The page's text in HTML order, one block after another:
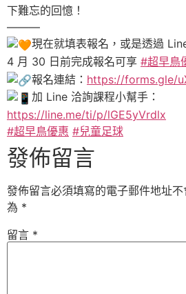
下難忘的回憶！
———
現在就填表報名，或是透過
4 月 30 日前完成報名可享 #超早鳥
報名連結： https://forms.gle/
加 Line 洽詢課程小幫手：
https://line.me/ti/p/lGE5yVrdlx
#超早鳥優惠 #兒童足球
發佈留言
發佈留言必須填寫的電子郵件地址不
為 *
留言 *